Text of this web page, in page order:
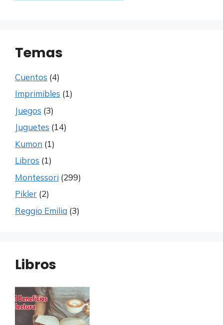
Temas
Cuentos (4)
Imprimibles (1)
Juegos (3)
Juguetes (14)
Kumon (1)
Libros (1)
Montessori (299)
Pikler (2)
Reggio Emilia (3)
Libros